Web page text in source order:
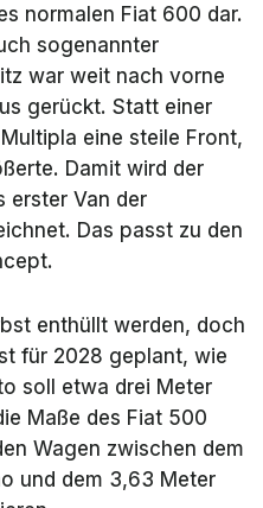
normalen Fiat 600 dar.
sogenannter
war weit nach vorne
gerückt. Statt einer
eine steile Front,
Damit wird der
erster Van der
Das passt zu den
enthüllt werden, doch
für 2028 geplant, wie
soll etwa drei Meter
Maße des Fiat 500
Wagen zwischen dem
und dem 3,63 Meter